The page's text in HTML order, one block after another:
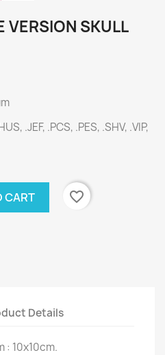
VERSION SKULL
.JEF, .PCS, .PES, .SHV, .VIP,
CART favorite_border
Details
: 10x10cm.